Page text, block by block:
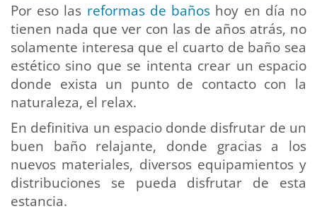
Por eso las reformas de baños hoy en día no
tienen nada que ver con las de años atrás, no
solamente interesa que el cuarto de baño sea
estético sino que se intenta crear un espacio
donde exista un punto de contacto con la
naturaleza, el relax.
En definitiva un espacio donde disfrutar de un
buen baño relajante, donde gracias a los
nuevos materiales, diversos equipamientos y
distribuciones se pueda disfrutar de esta
estancia.